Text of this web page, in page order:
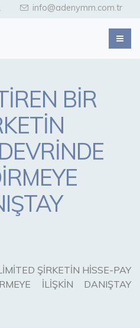
info@adenymm.com.tr
BİR
ŞİRKETİN HİSSE-PAY
İLİŞKİN DANIŞTAY